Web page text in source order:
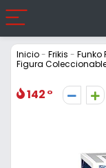
Inicio- Frikis - Funko
Figura
142